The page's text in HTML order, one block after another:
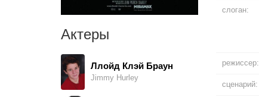
Актеры
Ллойд Клэй Браун
Jimmy Hurley
слоган:
режиссер:
сценарий: